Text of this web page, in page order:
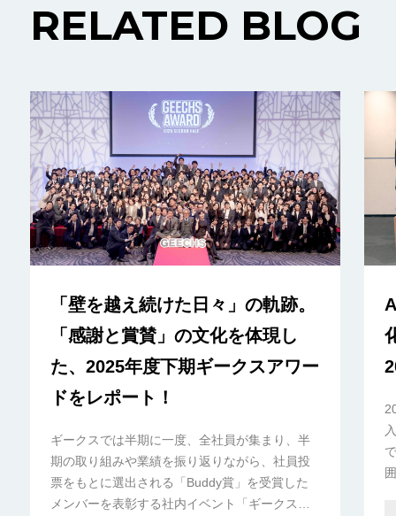
RELATED BLOG
「壁を越え続けた日々」の軌跡。
「感謝と賞賛」の文化を体現し
た、2025年度下期ギークスアワー
ドをレポート！
ギークスでは半期に一度、全社員が集まり、半
期の取り組みや業績を振り返りながら、社員投
票をもとに選出される「Buddy賞」を受賞した
メンバーを表彰する社内イベント「ギークスア